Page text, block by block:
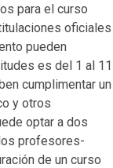
para el curso
oficiales
pueden
es del 1 al 11
cumplimentar un
y otros
optar a dos
profesores-
de un curso